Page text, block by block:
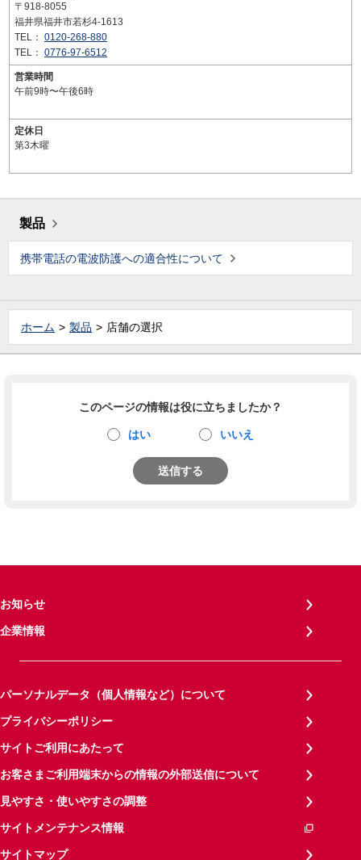
〒918-8055
福井県福井市若杉4-1613
TEL： 0120-268-880
TEL： 0776-97-6512
営業時間
午前9時〜午後6時
定休日
第3木曜
製品
携帯電話の電波防護への適合性について
ホーム 製品 店舗の選択
このページの情報は役に立ちましたか？
はい いいえ
送信する
お知らせ
企業情報
パーソナルデータ（個人情報など）について
プライバシーポリシー
サイトご利用にあたって
お客さまご利用端末からの情報の外部送信について
見やすさ・使いやすさの調整
サイトメンテナンス情報
サイトマップ